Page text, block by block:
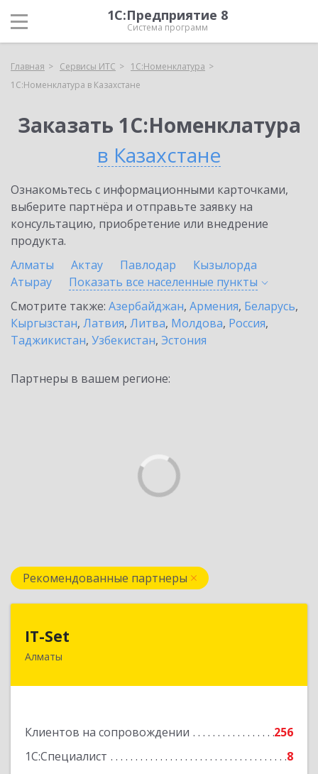
1С:Предприятие 8
Система программ
Главная Сервисы ИТС
1С:Номенклатура
1С:Номенклатура в Казахстане
Заказать 1С:Номенклатура
в Казахстане
Ознакомьтесь с информационными карточками,
выберите партнёра и отправьте заявку на
консультацию, приобретение или внедрение
продукта.
Алматы
Актау Павлодар
Кызылорда
Атырау
Показать все населенные пункты
Смотрите также: Азербайджан, Армения, Беларусь,
Кыргызстан, Латвия, Литва, Молдова, Россия,
Таджикистан, Узбекистан, Эстония
Партнеры в вашем регионе:
Рекомендованные партнеры
IT-Set
Алматы
Клиентов на сопровождении
256
1С:Специалист
8